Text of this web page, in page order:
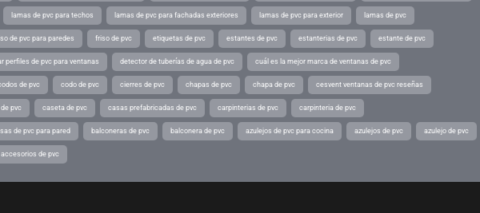
lamas de pvc para techos lamas de pvc para fachadas exteriores lamas de pvc para exterior lamas de pvc
de pvc para paredes friso de pvc etiquetas de pvc estantes de pvc estanterias de pvc estante de pvc
perfiles de pvc para ventanas detector de tuberías de agua de pvc cuál es la mejor marca de ventanas de pvc
de pvc codo de pvc cierres de pvc chapas de pvc chapa de pvc cesvent ventanas de pvc reseñas
pvc caseta de pvc casas prefabricadas de pvc carpinterias de pvc carpinteria de pvc
de pvc para pared balconeras de pvc balconera de pvc azulejos de pvc para cocina azulejos de pvc azulejo de pvc
accesorios de pvc